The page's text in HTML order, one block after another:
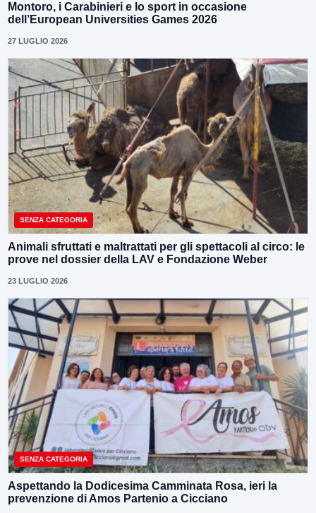
Montoro, i Carabinieri e lo sport in occasione
dell’European Universities Games 2026
27 LUGLIO 2026
SENZA CATEGORIA
Animali sfruttati e maltrattati per gli spettacoli al circo: le
prove nel dossier della LAV e Fondazione Weber
23 LUGLIO 2026
SENZA CATEGORIA
Aspettando la Dodicesima Camminata Rosa, ieri la
prevenzione di Amos Partenio a Cicciano